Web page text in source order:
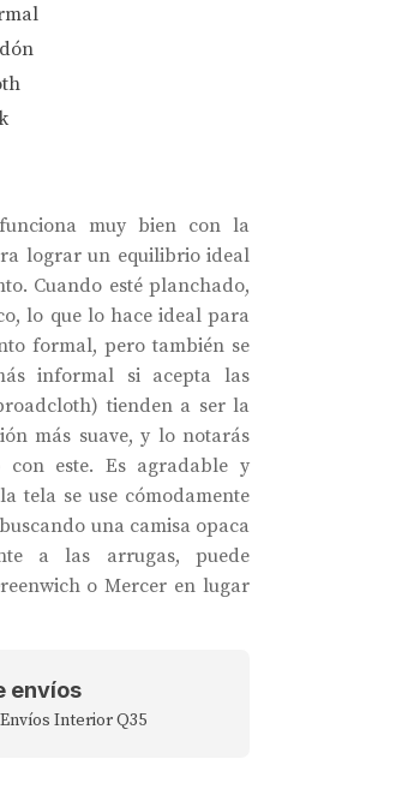
muy bien con la
lograr un equilibrio ideal
Cuando esté planchado,
lo que lo hace ideal para
formal, pero también se
informal si acepta las
tienden a ser la
más suave, y lo notarás
con este. Es agradable y
tela se use cómodamente
una camisa opaca
a las arrugas, puede
o Mercer en lugar
envíos
Interior Q35